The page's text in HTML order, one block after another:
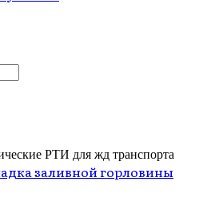
РТИ для жд транспорта
заливной горловины